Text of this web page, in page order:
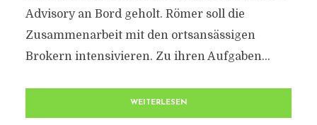
Advisory an Bord geholt. Römer soll die
Zusammenarbeit mit den ortsansässigen
Brokern intensivieren. Zu ihren Aufgaben...
WEITERLESEN